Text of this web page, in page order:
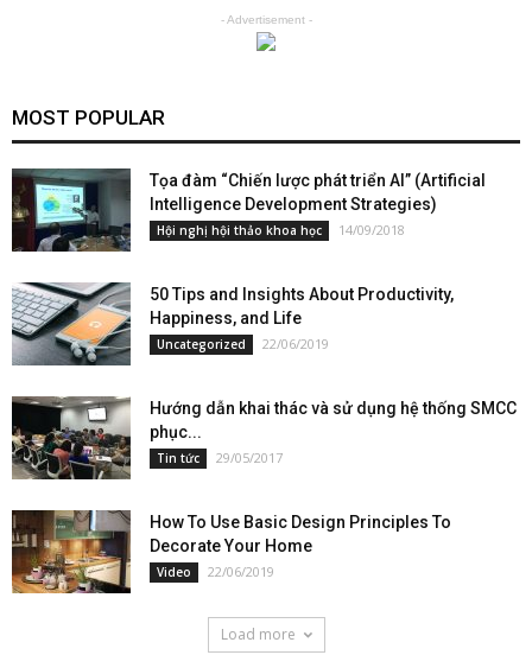
- Advertisement -
MOST POPULAR
Tọa đàm “Chiến lược phát triển AI” (Artificial
Intelligence Development Strategies)
Hội nghị hội thảo khoa học 14/09/2018
50 Tips and Insights About Productivity,
Happiness, and Life
Uncategorized 22/06/2019
Hướng dẫn khai thác và sử dụng hệ thống SMCC
phục...
Tin tức 29/05/2017
How To Use Basic Design Principles To
Decorate Your Home
Video 22/06/2019
Load more